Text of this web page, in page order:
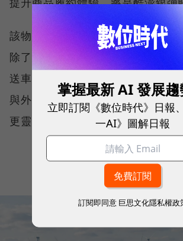
該物流主管指出，酷澎對台灣市場
除了是2026年貨量要持續增長外
送車隊目標要佔到全年配送量能的
與外部物流公司的合作上，酷澎則
更靈活有效地調度、組合不同車隊
掌握最新 AI 發展趨
立即訂閱《數位時代》日報
一AI》圖解日報
訂閱即同意 巨思文化隱私權政